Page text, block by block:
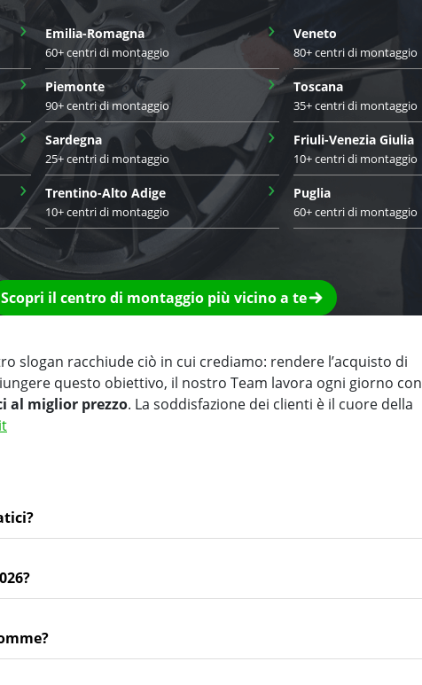
› Emilia-Romagna
60+ centri di montaggio
› Veneto
80+ centri di montaggio
› Piemonte
90+ centri di montaggio
› Toscana
35+ centri di montaggio
› Sardegna
25+ centri di montaggio
› Friuli-Venezia Giulia
10+ centri di montaggio
› Trentino-Alto Adige
10+ centri di montaggio
› Puglia
60+ centri di montaggio
Scopri il centro di montaggio più vicino a te
slogan racchiude ciò in cui crediamo: rendere l’acquisto di
questo obiettivo, il nostro Team lavora ogni giorno con
al miglior prezzo. La soddisfazione dei clienti è il cuore della